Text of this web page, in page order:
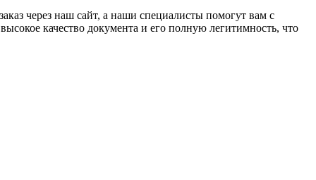
через наш сайт, а наши специалисты помогут вам с
качество документа и его полную легитимность, что